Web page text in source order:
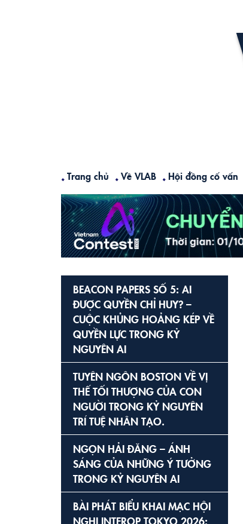
Trang chủ Về VLAB Hội đồng cố vấn
BEACON PAPERS SỐ 5: AI
ĐƯỢC QUYỀN CHỈ HUY? –
CUỘC KHỦNG HOẢNG KÉP VỀ
QUYỀN LỰC TRONG KỶ
NGUYÊN AI
TUYÊN NGÔN BOSTON VỀ VỊ
THẾ TỐI THƯỢNG CỦA CON
NGƯỜI TRONG KỶ NGUYÊN
TRÍ TUỆ NHÂN TẠO.
NGỌN HẢI ĐĂNG – ÁNH
SÁNG CỦA NHỮNG Ý TƯỞNG
TRONG KỶ NGUYÊN AI
BÀI PHÁT BIỂU KHAI MẠC HỘI
NGHỊ INTEROP TOKYO 2026: